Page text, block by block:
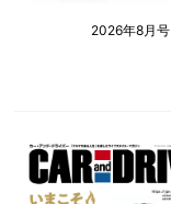
2026年8月号